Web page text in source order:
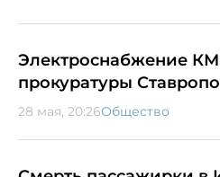
Электроснабжение
прокуратуры
28 мая, 20:26Общество